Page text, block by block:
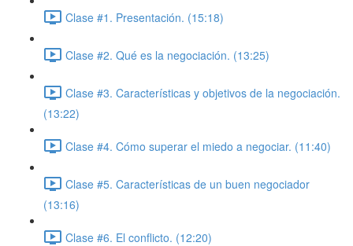
Clase #1. Presentación. (15:18)
Clase #2. Qué es la negociación. (13:25)
Clase #3. Características y objetivos de la negociación.
(13:22)
Clase #4. Cómo superar el miedo a negociar. (11:40)
Clase #5. Características de un buen negociador
(13:16)
Clase #6. El conflicto. (12:20)